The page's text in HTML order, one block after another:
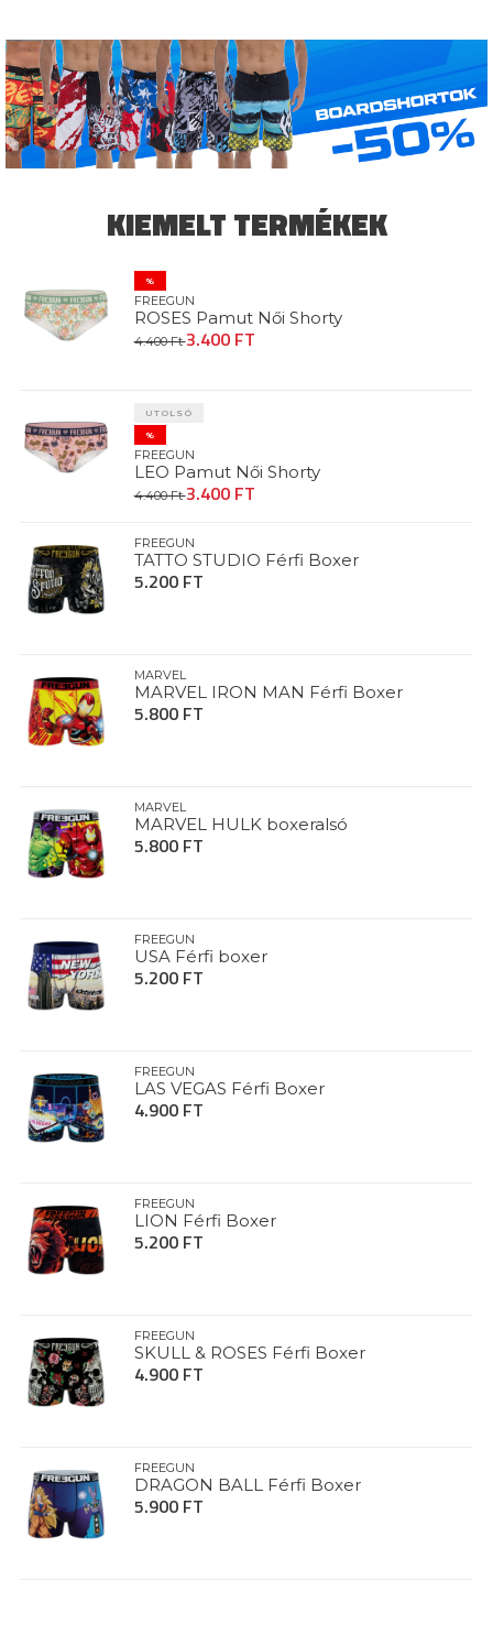
KIEMELT TERMÉKEK
%
FREEGUN
ROSES Pamut Női Shorty
4.400 Ft3.400 FT
UTOLSÓ
%
FREEGUN
LEO Pamut Női Shorty
4.400 Ft3.400 FT
FREEGUN
TATTO STUDIO Férfi Boxer
5.200 FT
MARVEL
MARVEL IRON MAN Férfi Boxer
5.800 FT
MARVEL
MARVEL HULK boxeralsó
5.800 FT
FREEGUN
USA Férfi boxer
5.200 FT
FREEGUN
LAS VEGAS Férfi Boxer
4.900 FT
FREEGUN
LION Férfi Boxer
5.200 FT
FREEGUN
SKULL & ROSES Férfi Boxer
4.900 FT
FREEGUN
DRAGON BALL Férfi Boxer
5.900 FT